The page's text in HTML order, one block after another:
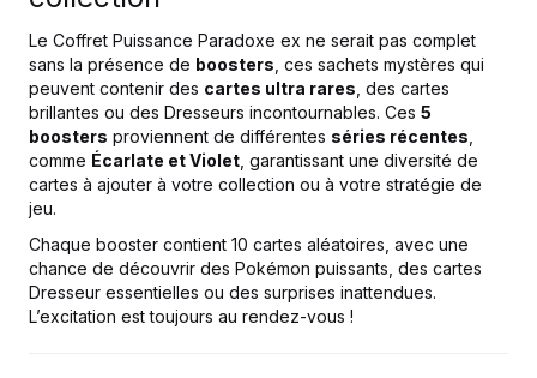
Le Coffret Puissance Paradoxe ex ne serait pas complet
sans la présence de boosters , ces sachets mystères qui
peuvent contenir des cartes ultra rares , des cartes
brillantes ou des Dresseurs incontournables. Ces 5
boosters proviennent de différentes séries récentes
comme Écarlate et Violet , garantissant une diversité de
cartes à ajouter à votre collection ou à votre stratégie de
jeu.
Chaque booster contient 10 cartes aléatoires, avec une
chance de découvrir des Pokémon puissants, des cartes
Dresseur essentielles ou des surprises inattendues.
L’excitation est toujours au rendez-vous !